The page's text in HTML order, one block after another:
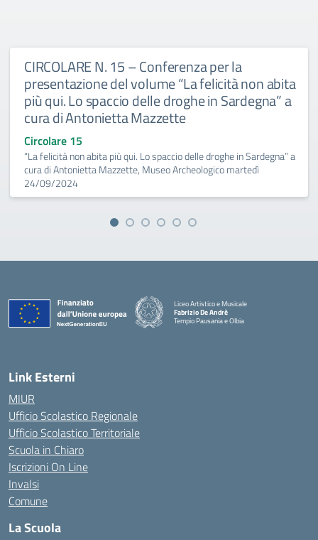
CIRCOLARE N. 15 – Conferenza per la
presentazione del volume “La felicità non abita
più qui. Lo spaccio delle droghe in Sardegna” a
cura di Antonietta Mazzette
Circolare 15
“La felicità non abita più qui. Lo spaccio delle droghe in Sardegna” a
cura di Antonietta Mazzette, Museo Archeologico martedì
24/09/2024
Liceo Artistico e Musicale
Fabrizio De Andrè
Tempio Pausania e Olbia
— Visita la pagina iniziale della scuola
Link Esterni
MIUR
Ufficio Scolastico Regionale
Ufficio Scolastico Territoriale
Scuola in Chiaro
Iscrizioni On Line
Invalsi
Comune
La Scuola